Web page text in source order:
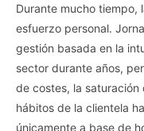
Durante mucho tiempo,
esfuerzo personal.
gestión basada en la
sector durante años,
de costes, la
hábitos de la clientela
únicamente a base de